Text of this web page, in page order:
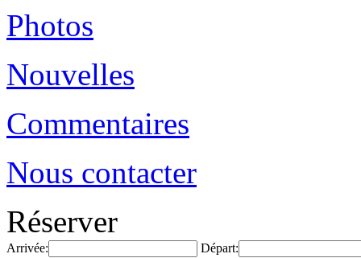
Photos
Nouvelles
Commentaires
Nous contacter
Réserver
Arrivée: Départ: